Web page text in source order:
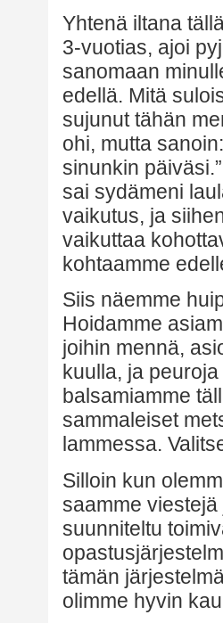
Yhtenä iltana
3-vuotias, ajoi
sanomaan
edellä. Mitä
sujunut tähän
ohi, mutta
sinunkin
sai sydämeni
vaikutus, ja
vaikuttaa
kohtaamme
Siis näemme
Hoidamme
joihin mennä,
kuulla, ja
balsamiamme
sammaleiset
lammessa.
Silloin kun
saamme
suunniteltu
tämän
olimme hyvin